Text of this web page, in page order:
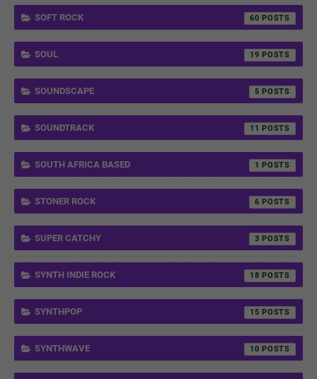
SOFT ROCK 60
SOUL 19
SOUNDSCAPE 5
SOUNDTRACK 11
SOUTH AFRICA BASED 1
STONER ROCK 6
SUPER CATCHY 3
SYNTH INDIE ROCK 18
SYNTHPOP 15
SYNTHWAVE 10